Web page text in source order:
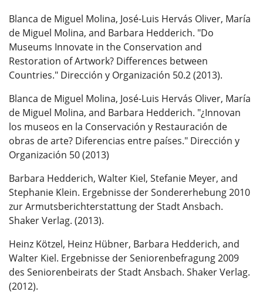
Blanca de Miguel Molina, José-Luis Hervás Oliver, María
de Miguel Molina, and Barbara Hedderich. "Do
Museums Innovate in the Conservation and
Restoration of Artwork? Differences between
Countries." Dirección y Organización 50.2 (2013).
Blanca de Miguel Molina, José-Luis Hervás Oliver, María
de Miguel Molina, and Barbara Hedderich. "¿Innovan
los museos en la Conservación y Restauración de
obras de arte? Diferencias entre países." Dirección y
Organización 50 (2013)
Barbara Hedderich, Walter Kiel, Stefanie Meyer, and
Stephanie Klein. Ergebnisse der Sondererhebung 2010
zur Armutsberichterstattung der Stadt Ansbach.
Shaker Verlag. (2013).
Heinz Kötzel, Heinz Hübner, Barbara Hedderich, and
Walter Kiel. Ergebnisse der Seniorenbefragung 2009
des Seniorenbeirats der Stadt Ansbach. Shaker Verlag.
(2012).